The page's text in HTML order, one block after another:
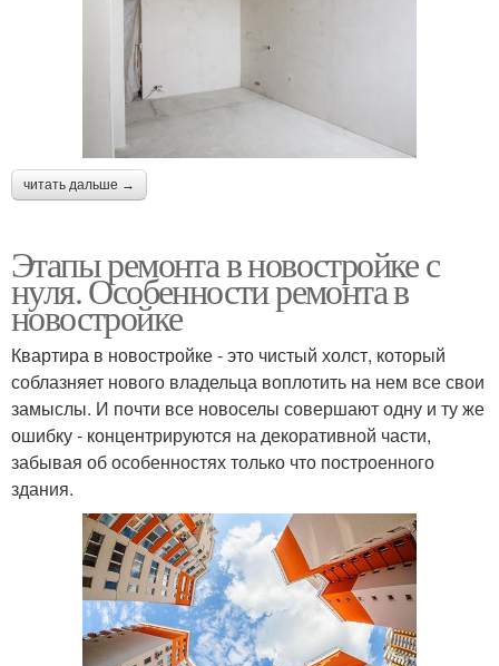
читать дальше →
Этапы ремонта в новостройке с
нуля. Особенности ремонта в
новостройке
Квартира в новостройке - это чистый холст, который
соблазняет нового владельца воплотить на нем все свои
замыслы. И почти все новоселы совершают одну и ту же
ошибку - концентрируются на декоративной части,
забывая об особенностях только что построенного
здания.